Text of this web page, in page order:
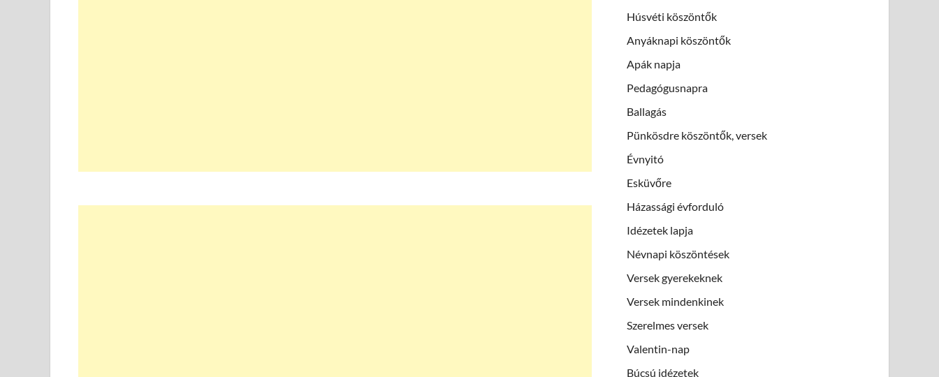
Húsvéti köszöntők
Anyáknapi köszöntők
Apák napja
Pedagógusnapra
Ballagás
Pünkösdre köszöntők, versek
Évnyitó
Esküvőre
Házassági évforduló
Idézetek lapja
Névnapi köszöntések
Versek gyerekeknek
Versek mindenkinek
Szerelmes versek
Valentin-nap
Búcsú idézetek